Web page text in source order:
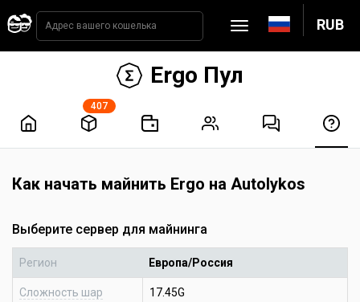
RUB
Ergo Пул
407
Как начать майнить Ergo на Autolykos
Выберите сервер для майнинга
Регион Европа/Россия
Сложность шар 17.45G